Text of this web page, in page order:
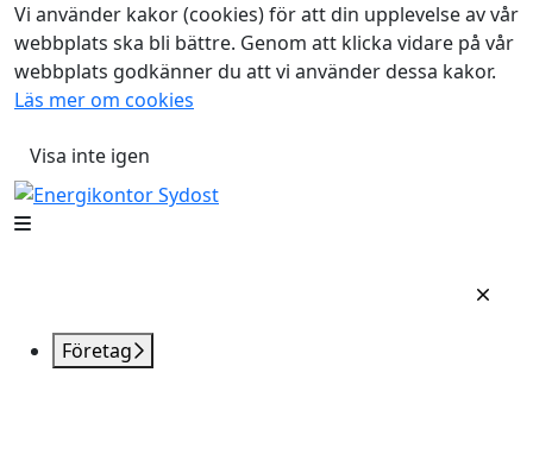
Vi använder kakor (cookies) för att din upplevelse av vår
webbplats ska bli bättre. Genom att klicka vidare på vår
webbplats godkänner du att vi använder dessa kakor.
Läs mer om cookies
Visa inte igen
Företag